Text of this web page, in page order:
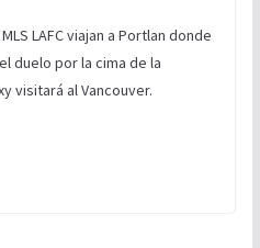
LAFC viajan a Portlan donde
duelo por la cima de la
visitará al Vancouver.